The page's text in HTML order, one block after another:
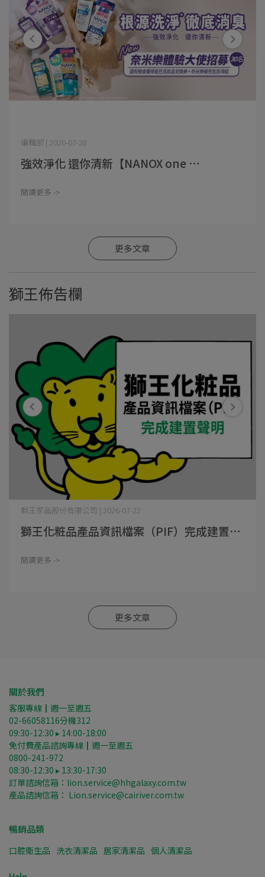
編輯部 | 2026-07-28
強效淨化 還你清新【NANOX one ⋯
閱讀更多 ->
更多文章
獅王佈告欄
獅王家品股份有限公司 | 2026-07-22
獅王化粧品產品資訊檔案（PIF）完成建置⋯
閱讀更多 ->
更多文章
關於我們
客服專線┃週一至週五
02-66058116分機312
09:30-12:30 ▸ 14:00-18:00
免付費產品諮詢專線┃週一至週五
0800-241-972
08:30-12:30 ▸ 13:30-17:30
訂單諮詢信箱：lion.service@hhgalaxy.com.tw
產品諮詢信箱： Lion.service@cairiver.com.tw
暢銷品類
口腔衛生品 洗衣清潔品 居家清潔品 個人清潔品